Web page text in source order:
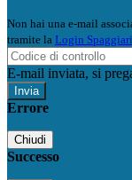
Non hai una e-mail
tramite la Login Spaggiari
E-mail inviata, si
Errore
Chiudi
Successo